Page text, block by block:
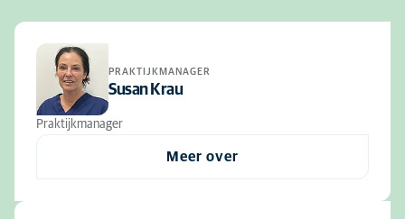
PRAKTIJKMANAGER
Susan Krau
Praktijkmanager
Meer over